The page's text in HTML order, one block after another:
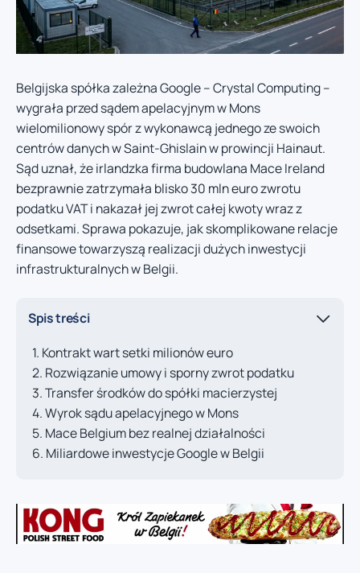
Belgijska spółka zależna Google – Crystal Computing –
wygrała przed sądem apelacyjnym w Mons
wielomilionowy spór z wykonawcą jednego ze swoich
centrów danych w Saint-Ghislain w prowincji Hainaut.
Sąd uznał, że irlandzka firma budowlana Mace Ireland
bezprawnie zatrzymała blisko 30 mln euro zwrotu
podatku VAT i nakazał jej zwrot całej kwoty wraz z
odsetkami. Sprawa pokazuje, jak skomplikowane relacje
finansowe towarzyszą realizacji dużych inwestycji
infrastrukturalnych w Belgii.
Spis treści
Kontrakt wart setki milionów euro
Rozwiązanie umowy i sporny zwrot podatku
Transfer środków do spółki macierzystej
Wyrok sądu apelacyjnego w Mons
Mace Belgium bez realnej działalności
Miliardowe inwestycje Google w Belgii